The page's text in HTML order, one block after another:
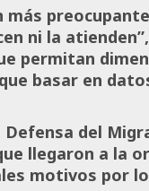
ni la
permitan
basar en
del
llegaron a la
motivos por